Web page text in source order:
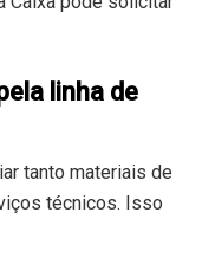
linha de
tanto materiais de
técnicos. Isso